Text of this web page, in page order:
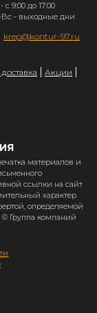
с 9:00 до 17:00
- выходные дни
krep@kontur-97.ru
Акции
материалов и
ссылки на сайт
характер
определяемой
© Группа компаний